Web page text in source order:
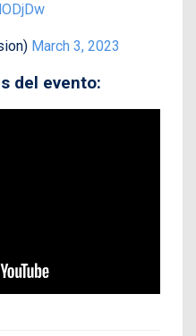
March 3, 2023
del evento: